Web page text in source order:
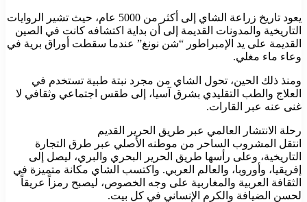
يعود تاريخ زراعة الشاي إلى أكثر من 5000 عام، حيث تشير الروايات
التاريخية والمدونات القديمة إلى أن بداية اكتشافه كانت في الصين
القديمة على يد الإمبراطور “شن نونغ” عندما سقطت أوراق برية في
وعاء ماء مغلي.
ومنذ ذلك الحين، تحول الشاي من مجرد نبتة طبية تستخدم في
العلاج والطب التقليدي بشرق آسيا، إلى طقس اجتماعي وثقافي لا
غنى عنه عبر القارات.
رحلة الانتشار العالمي عبر طريق الحرير القديم
انتقل المشروب الساحر من موطنه الأصلي عبر طرق التجارة
التاريخية، وعلى رأسها طريق الحرير البحري والبري، ليصل إلى
إفريقيا، وأوروبا، والعالم العربي. واكتسب الشاي مكانة متميزة في
الثقافة العربية والمغاربية على وجه الخصوص، ليصبح رمزاً عريقاً
لحسن الضيافة والكرم الإنساني في كل بيت.